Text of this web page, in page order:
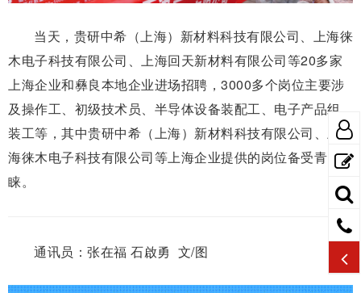
当天，贵研中希（上海）新材料科技有限公司、上海徕
木电子科技有限公司、上海回天新材料有限公司等20多家
上海企业和彝良本地企业进场招聘，3000多个岗位主要涉
及操作工、初级技术员、半导体设备装配工、电子产品组
装工等，其中贵研中希（上海）新材料科技有限公司、上
海徕木电子科技有限公司等上海企业提供的岗位备受青
睐。
通讯员：张在福 石啟勇 文/图